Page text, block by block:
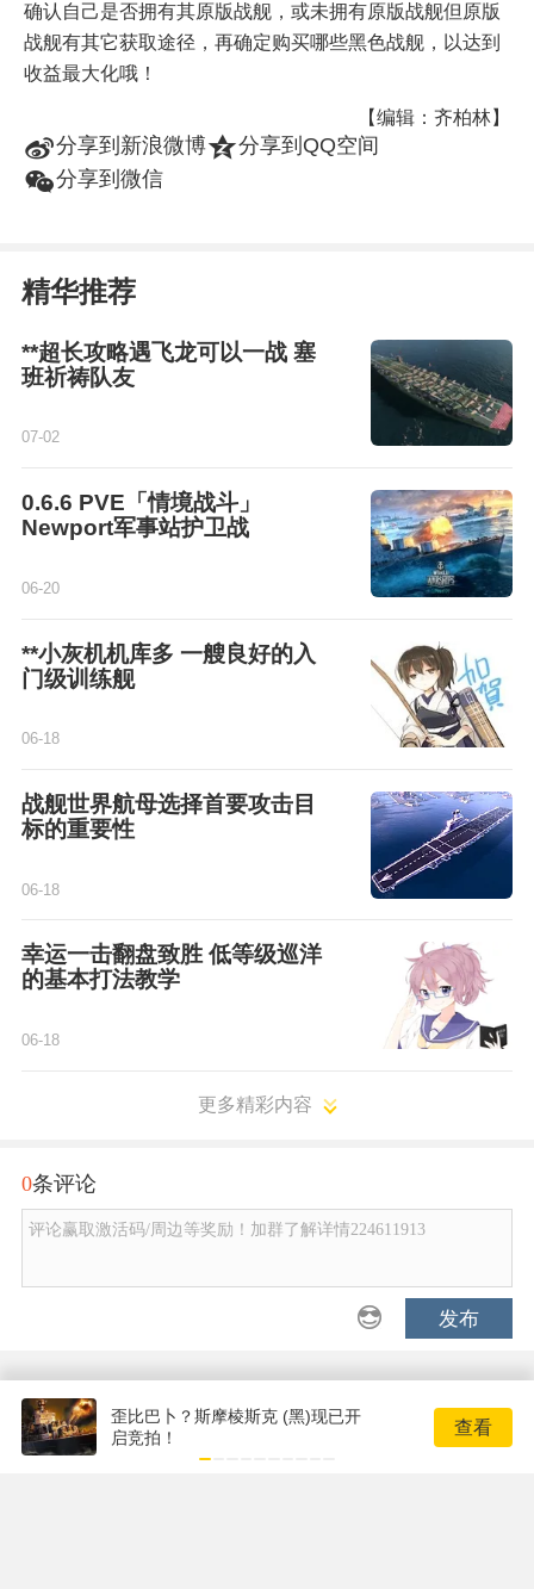
确认自己是否拥有其原版战舰，或未拥有原版战舰但原版
战舰有其它获取途径，再确定购买哪些黑色战舰，以达到
收益最大化哦！
【编辑：齐柏林】
t分享到新浪微博z分享到QQ空间
w分享到微信
精华推荐
**超长攻略遇飞龙可以一战 塞
班祈祷队友
07-02
0.6.6 PVE「情境战斗」
Newport军事站护卫战
06-20
**小灰机机库多 一艘良好的入
门级训练舰
06-18
战舰世界航母选择首要攻击目
标的重要性
06-18
幸运一击翻盘致胜 低等级巡洋
的基本打法教学
06-18
更多精彩内容
0条评论
评论赢取激活码/周边等奖励！加群了解详情224611913
发布
歪比巴卜？斯摩棱斯克 (黑)现已开
启竞拍！
查看